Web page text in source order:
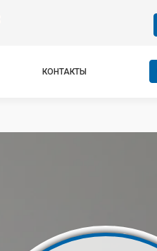
КОНТАКТЫ